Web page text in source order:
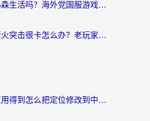
非洲能玩小森生活吗？海外党国服游戏加速器终极指南（附阿根廷CF手游帕斯卡契约解决方案）
在国外玩萤火突击很卡怎么办？老玩家亲测有效的加速器选择指南
在马来西亚用得到怎么把定位修改到中国国内？留学生亲测有效的追剧看片攻略